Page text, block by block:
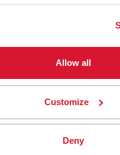
Allow all
Customize
Deny
Color Science
Spettrofotometri da